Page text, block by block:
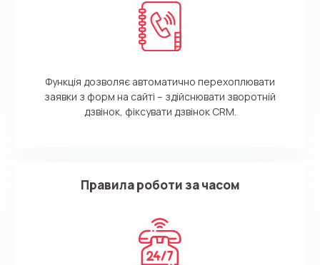
Функція дозволяє автоматично перехоплювати
заявки з форм на сайті – здійснювати зворотній
дзвінок, фіксувати дзвінок CRM.
Правила роботи за часом